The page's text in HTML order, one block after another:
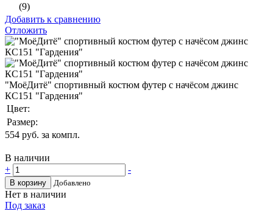
(9)
Добавить к сравнению
Отложить
"МоёДитё" спортивный костюм футер с начёсом джинс
КС151 "Гардения"
Цвет:
Размер:
554 руб. за компл.
В наличии
+
-
В корзину Добавлено
Нет в наличии
Под заказ